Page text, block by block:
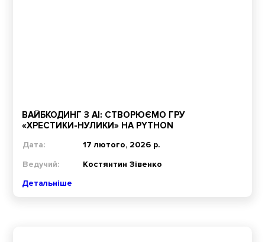
ВАЙБКОДИНГ З AI: СТВОРЮЄМО ГРУ
«ХРЕСТИКИ-НУЛИКИ» НА PYTHON
Дата:
17 лютого, 2026 р.
Ведучий:
Костянтин Зівенко
Детальніше